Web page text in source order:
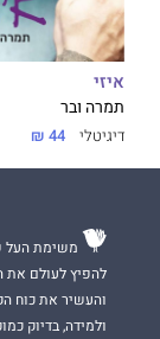
איזי
תמרה ובר
דיגיטלי 44 ₪
משימת העל
להפיץ לעולם את
והעשיר את כוח
ולמידה, בדיוק